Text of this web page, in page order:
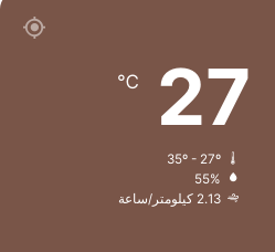
27
℃
55%
2.13 كيلومتر/ساعة